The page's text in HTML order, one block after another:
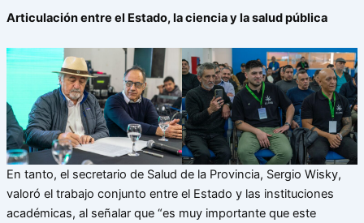
Articulación entre el Estado, la ciencia y la salud pública
En tanto, el secretario de Salud de la Provincia, Sergio Wisky,
valoró el trabajo conjunto entre el Estado y las instituciones
académicas, al señalar que “es muy importante que este